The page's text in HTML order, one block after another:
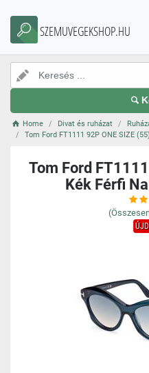
SZEMUVEGEKSHOP.HU
Home Divat és ruházat
Tom Ford FT1111 92P ONE SIZE
Tom Ford
Kék Férfi